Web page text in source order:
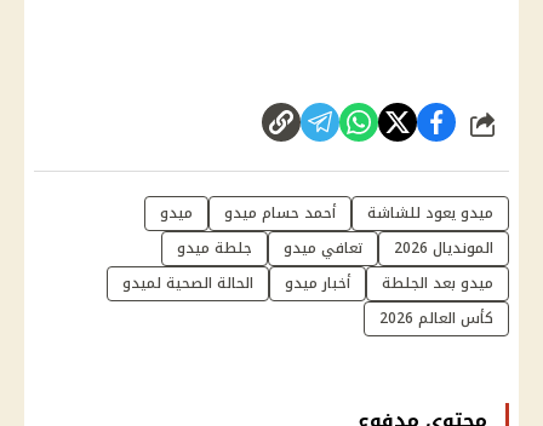
شارك
ميدو يعود للشاشة أحمد حسام ميدو
ميدو
المونديال 2026
تعافي ميدو
جلطة ميدو
ميدو بعد الجلطة
أخبار ميدو
الحالة الصحية لميدو
كأس العالم 2026